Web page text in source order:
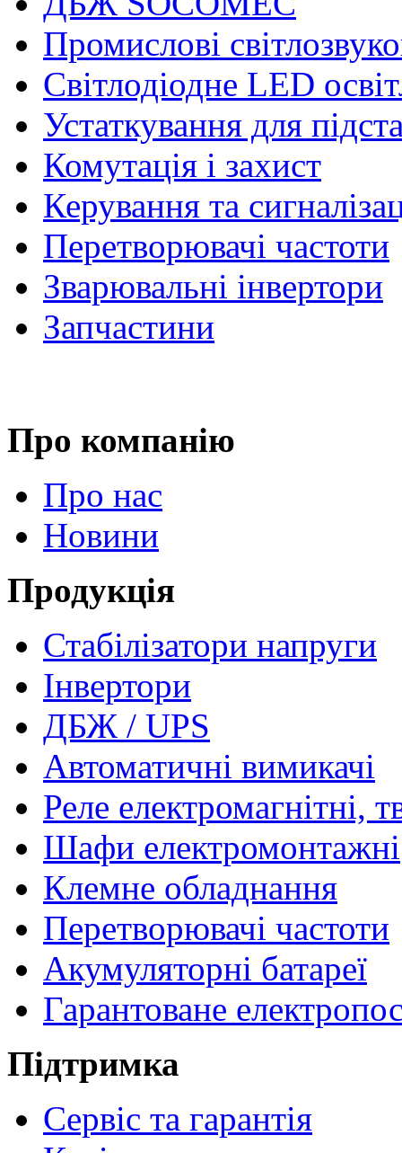
Промислові
Світлодіодне LED
Устаткування для
Комутація і захист
Керування та
Перетворювачі частоти
Зварювальні інвертори
Запчастини
Про компанію
Про нас
Новини
Продукція
Стабілізатори напруги
Інвертори
ДБЖ / UPS
Автоматичні вимикачі
Реле електромагнітні,
Шафи електромонтажні
Клемне обладнання
Перетворювачі частоти
Акумуляторні батареї
Гарантоване
Підтримка
Сервіс та гарантія